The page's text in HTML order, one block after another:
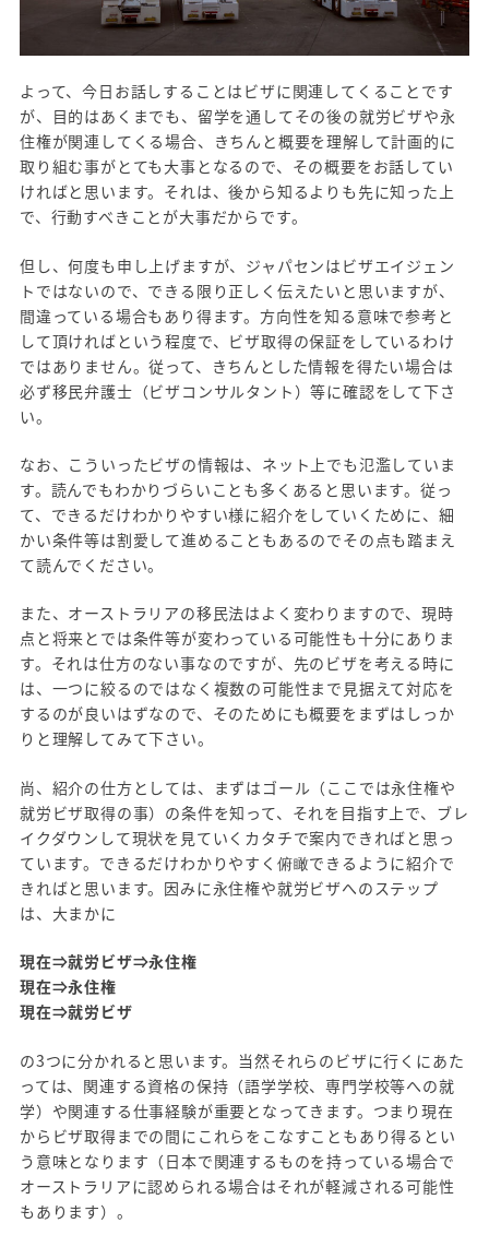
よって、今日お話しすることはビザに関連してくることです
が、目的はあくまでも、留学を通してその後の就労ビザや永
住権が関連してくる場合、きちんと概要を理解して計画的に
取り組む事がとても大事となるので、その概要をお話してい
ければと思います。それは、後から知るよりも先に知った上
で、行動すべきことが大事だからです。
但し、何度も申し上げますが、ジャパセンはビザエイジェン
トではないので、できる限り正しく伝えたいと思いますが、
間違っている場合もあり得ます。方向性を知る意味で参考と
して頂ければという程度で、ビザ取得の保証をしているわけ
ではありません。従って、きちんとした情報を得たい場合は
必ず移民弁護士（ビザコンサルタント）等に確認をして下さ
い。
なお、こういったビザの情報は、ネット上でも氾濫していま
す。読んでもわかりづらいことも多くあると思います。従っ
て、できるだけわかりやすい様に紹介をしていくために、細
かい条件等は割愛して進めることもあるのでその点も踏まえ
て読んでください。
また、オーストラリアの移民法はよく変わりますので、現時
点と将来とでは条件等が変わっている可能性も十分にありま
す。それは仕方のない事なのですが、先のビザを考える時に
は、一つに絞るのではなく複数の可能性まで見据えて対応を
するのが良いはずなので、そのためにも概要をまずはしっか
りと理解してみて下さい。
尚、紹介の仕方としては、まずはゴール（ここでは永住権や
就労ビザ取得の事）の条件を知って、それを目指す上で、ブレ
イクダウンして現状を見ていくカタチで案内できればと思っ
ています。できるだけわかりやすく俯瞰できるように紹介で
きればと思います。因みに永住権や就労ビザへのステップ
は、大まかに
現在⇒就労ビザ⇒永住権
現在⇒永住権
現在⇒就労ビザ
の3つに分かれると思います。当然それらのビザに行くにあた
っては、関連する資格の保持（語学学校、専門学校等への就
学）や関連する仕事経験が重要となってきます。つまり現在
からビザ取得までの間にこれらをこなすこともあり得るとい
う意味となります（日本で関連するものを持っている場合で
オーストラリアに認められる場合はそれが軽減される可能性
もあります）。